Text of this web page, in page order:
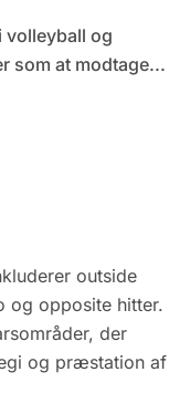
som at modtage...
outside
og opposite hitter.
der
og præstation af